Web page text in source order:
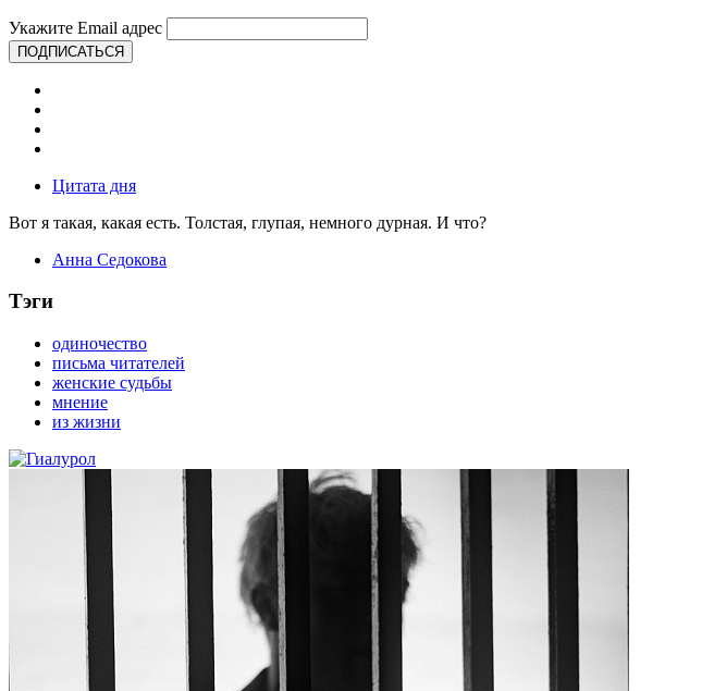
Укажите Email адрес
ПОДПИСАТЬСЯ
Цитата дня
Вот я такая, какая есть. Толстая, глупая, немного дурная. И что?
Анна Седокова
Тэги
одиночество
письма читателей
женские судьбы
мнение
из жизни